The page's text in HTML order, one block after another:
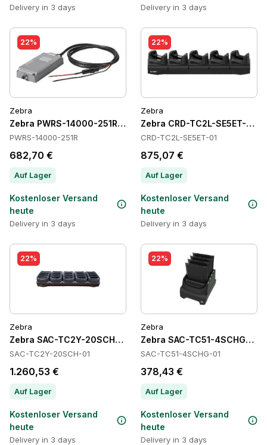
Delivery in 3 days Delivery in 3 days
22%
Zebra
Zebra PWRS-14000-251R Power Supply
PWRS-14000-251R
682,70 €
Auf Lager
Kostenloser Versand
heute
Delivery in 3 days
22%
Zebra
Zebra CRD-TC2L-SE5ET-01
CRD-TC2L-SE5ET-01
875,07 €
Auf Lager
Kostenloser Versand
heute
Delivery in 3 days
22%
Zebra
Zebra SAC-TC2Y-20SCH-01 Batteries
SAC-TC2Y-20SCH-01
1.260,53 €
Auf Lager
Kostenloser Versand
heute
Delivery in 3 days
22%
Zebra
Zebra SAC-TC51-4SCHG-01
SAC-TC51-4SCHG-01
378,43 €
Auf Lager
Kostenloser Versand
heute
Delivery in 3 days